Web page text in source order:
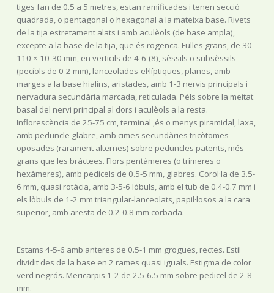
tiges fan de 0.5 a 5 metres, estan ramificades i tenen secció
quadrada, o pentagonal o hexagonal a la mateixa base. Rivets
de la tija estretament alats i amb aculèols (de base ampla),
excepte a la base de la tija, que és rogenca. Fulles grans, de 30-
110 × 10-30 mm, en verticils de 4-6-(8), sèssils o subsèssils
(pecíols de 0-2 mm), lanceolades-el·líptiques, planes, amb
marges a la base hialins, aristades, amb 1-3 nervis principals i
nervadura secundària marcada, reticulada. Pèls sobre la meitat
basal del nervi principal al dors i aculèols a la resta.
Inflorescència de 25-75 cm, terminal ,és o menys piramidal, laxa,
amb peduncle glabre, amb cimes secundàries tricòtomes
oposades (rarament alternes) sobre peduncles patents, més
grans que les bràctees. Flors pentàmeres (o trímeres o
hexàmeres), amb pedicels de 0.5-5 mm, glabres. Corol·la de 3.5-
6 mm, quasi rotàcia, amb 3-5-6 lòbuls, amb el tub de 0.4-0.7 mm i
els lòbuls de 1-2 mm triangular-lanceolats, papil·losos a la cara
superior, amb aresta de 0.2-0.8 mm corbada.
Estams 4-5-6 amb anteres de 0.5-1 mm grogues, rectes. Estil
dividit des de la base en 2 rames quasi iguals. Estigma de color
verd negrós. Mericarpis 1-2 de 2.5-6.5 mm sobre pedicel de 2-8
mm.